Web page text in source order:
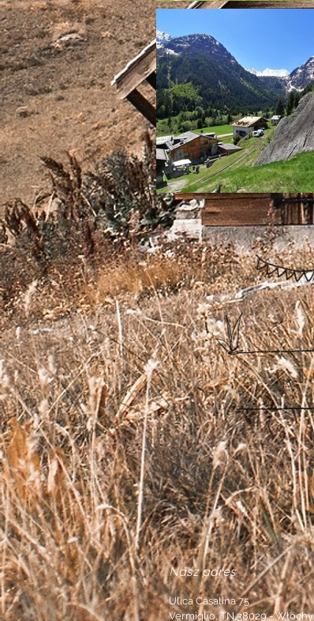
...
Nasz adres
Ulica Casalina 75
Vermiglio, TN 38029 - Włochy